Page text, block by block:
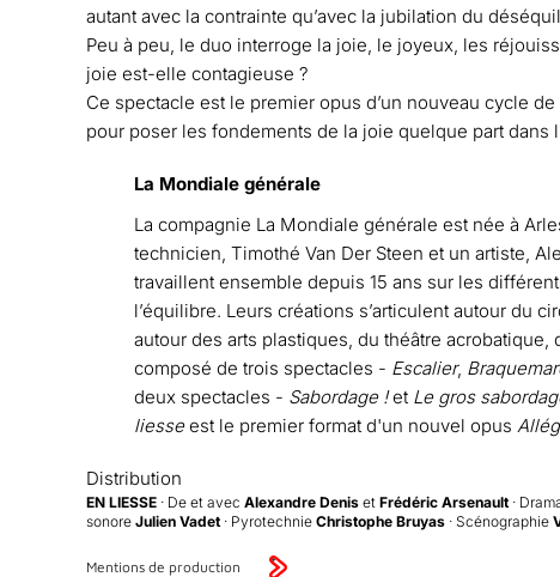
autant avec la contrainte qu’avec la jubilation du
Peu à peu, le duo interroge la joie, le joyeux, les
joie est-elle contagieuse ?
Ce spectacle est le premier opus d’un nouveau cycle de
pour poser les fondements de la joie quelque part dans
La Mondiale générale
La compagnie La Mondiale générale est née à
technicien, Timothé Van Der Steen et un artiste,
travaillent ensemble depuis 15 ans sur les
l’équilibre. Leurs créations s’articulent autour du
autour des arts plastiques, du théâtre
composé de trois spectacles - Escalier,
deux spectacles - Sabordage !et Le gros
liesseest le premier format d'un nouvel opus
Distribution
EN LIESSE · De et avec Alexandre Denis et Frédéric Arsenault·
sonore Julien Vadet· Pyrotechnie Christophe Bruyas · Scénographie
Mentions de production